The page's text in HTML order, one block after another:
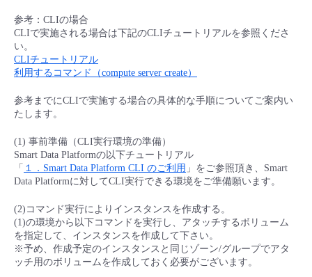
■ 基本構築ガイド
- クラウド / サーバー
- Flexible InterConnect
- Flexible Remote Access
- vUTM2
- ITインフラストラクチャー
- その他
参考：CLIの場合
CLIで実施される場合は下記のCLIチュートリアルを参照くださ
い。
CLIチュートリアル
利用するコマンド（compute server create）
参考までにCLIで実施する場合の具体的な手順についてご案内い
たします。
(1) 事前準備（CLI実行環境の準備）
Smart Data Platformの以下チュートリアル
「 １．Smart Data Platform CLI のご利用 」をご参照頂き、Smart
Data Platformに対してCLI実行できる環境をご準備願います。
(2)コマンド実行によりインスタンスを作成する。
(1)の環境から以下コマンドを実行し、アタッチするボリューム
を指定して、インスタンスを作成して下さい。
※予め、作成予定のインスタンスと同じゾーン/グループでアタ
ッチ用のボリュームを作成しておく必要がございます。